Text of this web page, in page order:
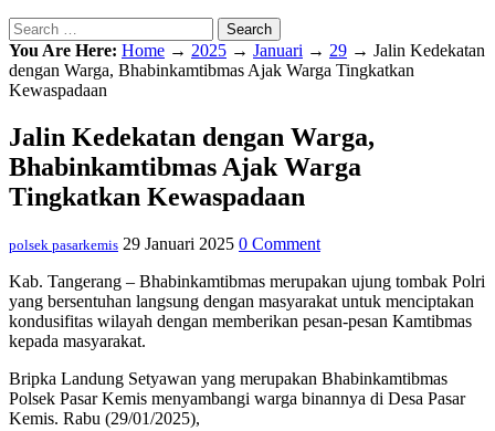
Search
You Are Here: Home → 2025 → Januari → 29 → Jalin Kedekatan
dengan Warga, Bhabinkamtibmas Ajak Warga Tingkatkan
Kewaspadaan
Jalin Kedekatan dengan Warga,
Bhabinkamtibmas Ajak Warga
Tingkatkan Kewaspadaan
polsek pasarkemis 29 Januari 2025 0 Comment
Kab. Tangerang – Bhabinkamtibmas merupakan ujung tombak Polri
yang bersentuhan langsung dengan masyarakat untuk menciptakan
kondusifitas wilayah dengan memberikan pesan-pesan Kamtibmas
kepada masyarakat.
Bripka Landung Setyawan yang merupakan Bhabinkamtibmas
Polsek Pasar Kemis menyambangi warga binannya di Desa Pasar
Kemis. Rabu (29/01/2025),